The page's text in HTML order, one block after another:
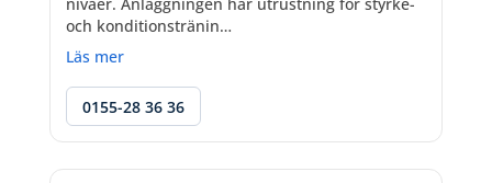
och konditionstränin…
Läs mer
0155-28 36 36